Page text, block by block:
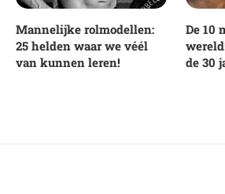
Mannelijke rolmodellen:
25 helden waar we véél
van kunnen leren!
De 10
de 30